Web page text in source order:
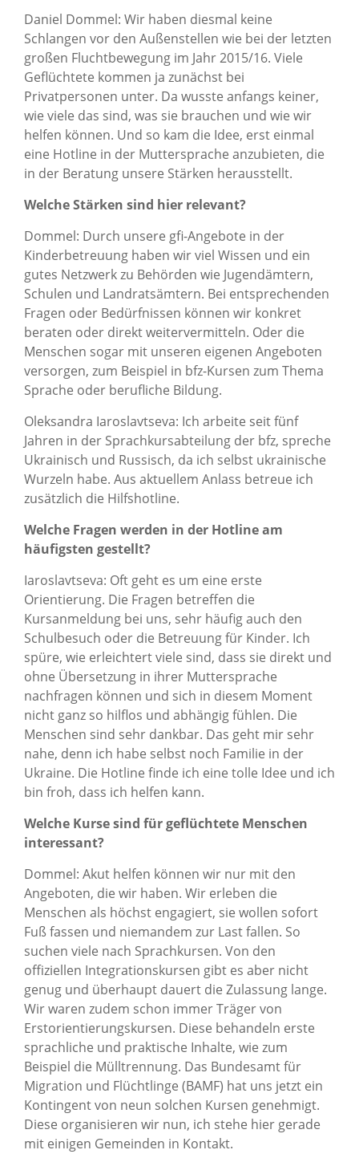
Daniel Dommel: Wir haben diesmal keine
Schlangen vor den Außenstellen wie bei der letzten
großen Fluchtbewegung im Jahr 2015/16. Viele
Geflüchtete kommen ja zunächst bei
Privatpersonen unter. Da wusste anfangs keiner,
wie viele das sind, was sie brauchen und wie wir
helfen können. Und so kam die Idee, erst einmal
eine Hotline in der Muttersprache anzubieten, die
in der Beratung unsere Stärken herausstellt.
Welche Stärken sind hier relevant?
Dommel: Durch unsere gfi-Angebote in der
Kinderbetreuung haben wir viel Wissen und ein
gutes Netzwerk zu Behörden wie Jugendämtern,
Schulen und Landratsämtern. Bei entsprechenden
Fragen oder Bedürfnissen können wir konkret
beraten oder direkt weitervermitteln. Oder die
Menschen sogar mit unseren eigenen Angeboten
versorgen, zum Beispiel in bfz-Kursen zum Thema
Sprache oder berufliche Bildung.
Oleksandra Iaroslavtseva: Ich arbeite seit fünf
Jahren in der Sprachkursabteilung der bfz, spreche
Ukrainisch und Russisch, da ich selbst ukrainische
Wurzeln habe. Aus aktuellem Anlass betreue ich
zusätzlich die Hilfshotline.
Welche Fragen werden in der Hotline am
häufigsten gestellt?
Iaroslavtseva: Oft geht es um eine erste
Orientierung. Die Fragen betreffen die
Kursanmeldung bei uns, sehr häufig auch den
Schulbesuch oder die Betreuung für Kinder. Ich
spüre, wie erleichtert viele sind, dass sie direkt und
ohne Übersetzung in ihrer Muttersprache
nachfragen können und sich in diesem Moment
nicht ganz so hilflos und abhängig fühlen. Die
Menschen sind sehr dankbar. Das geht mir sehr
nahe, denn ich habe selbst noch Familie in der
Ukraine. Die Hotline finde ich eine tolle Idee und ich
bin froh, dass ich helfen kann.
Welche Kurse sind für geflüchtete Menschen
interessant?
Dommel: Akut helfen können wir nur mit den
Angeboten, die wir haben. Wir erleben die
Menschen als höchst engagiert, sie wollen sofort
Fuß fassen und niemandem zur Last fallen. So
suchen viele nach Sprachkursen. Von den
offiziellen Integrationskursen gibt es aber nicht
genug und überhaupt dauert die Zulassung lange.
Wir waren zudem schon immer Träger von
Erstorientierungskursen. Diese behandeln erste
sprachliche und praktische Inhalte, wie zum
Beispiel die Mülltrennung. Das Bundesamt für
Migration und Flüchtlinge (BAMF) hat uns jetzt ein
Kontingent von neun solchen Kursen genehmigt.
Diese organisieren wir nun, ich stehe hier gerade
mit einigen Gemeinden in Kontakt.